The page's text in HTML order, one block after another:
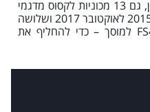
אפשרית במחשב ההזרקה. כמוהן, גם 13 מכוניות לקסוס מדגמי
RC-F ו-500 LC שיוצרו בין ינואר 2015 לאוקטובר 2017 ושלושה
אופנועי הוסקווארנה מדגם FS450 למוסך – כדי להחליף את